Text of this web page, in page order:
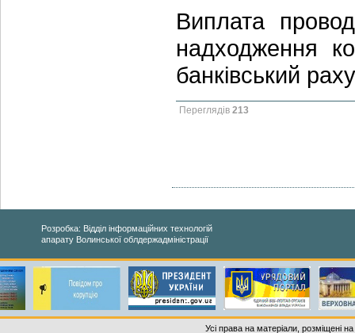
Виплата
надходження
банківський
Переглядів 213
Розробка: Відділ інформаційних технологій
апарату Волинської облдержадміністрації
Усі права на матеріали, розміщені